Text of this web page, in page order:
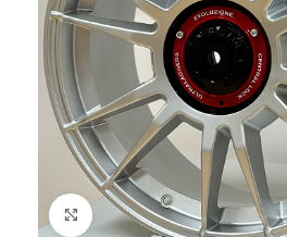
Click to enlarge